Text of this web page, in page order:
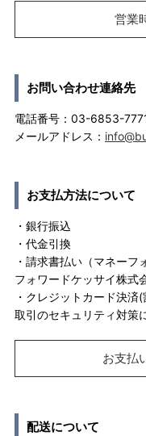
営業
お問い合わせ連絡先
電話番号：03-6853-
メールアドレス：
お支払方法について
・銀行振込
・代金引換
・請求書払い（マネー
フォワードケッサイ株式
・クレジットカード決
取引のセキュリティ対策
お支払
配送について